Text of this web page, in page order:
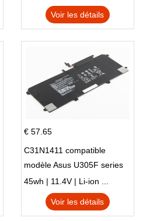
Voir les détails
€ 57.65
C31N1411 compatible
modèle Asus U305F series
45wh | 11.4V | Li-ion ...
Voir les détails